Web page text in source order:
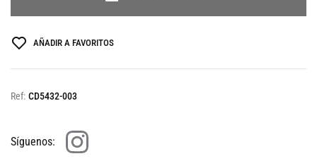
AÑADIR A FAVORITOS
Ref: CD5432-003
Síguenos: